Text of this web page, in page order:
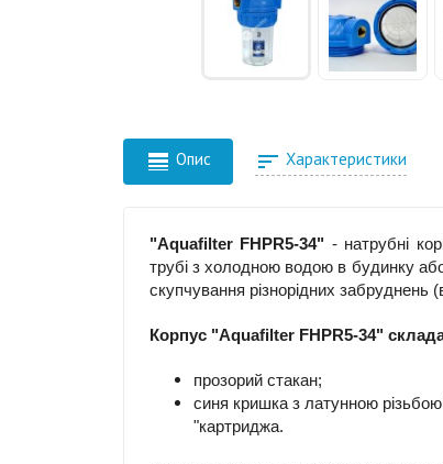
 Опис  Характеристики
"Aquafilter FHPR5-34" - натрубні
трубі з холодною водою в будинку
скупчування різнорідних забруднень
Корпус "Aquafilter FHPR5-34"
прозорий стакан;
синя кришка з латунною
"картриджа.